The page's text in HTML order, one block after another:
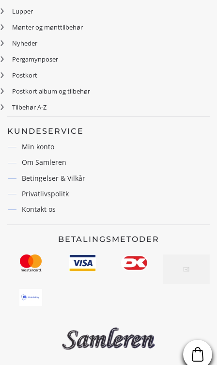
Lupper
Mønter og mønttilbehør
Nyheder
Pergamynposer
Postkort
Postkort album og tilbehør
Tilbehør A-Z
KUNDESERVICE
Min konto
Om Samleren
Betingelser & Vilkår
Privatlivspolitk
Kontakt os
BETALINGSMETODER